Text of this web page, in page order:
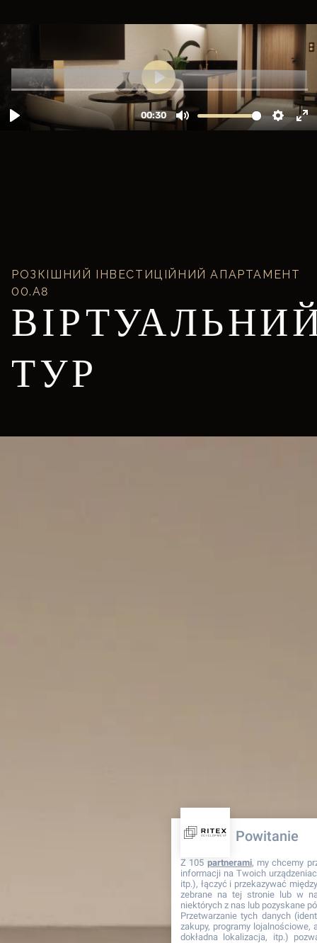
РОЗКІШНИЙ ІНВЕСТИЦІЙНИЙ АПАРТАМЕНТ
00.A8
ТУР
Powitanie
Z 105 partnerami, my chcemy
informacji na Twoich
itp.), łączyć i przekazywać
zebrane na tej stronie lub w
niektórych z nas lub pozyskane
Przetwarzanie tych danych
zakupy, programy lojalnościowe,
dokładna lokalizacja, itp.)